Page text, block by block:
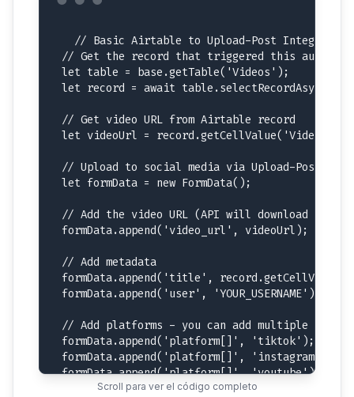
// Basic Airtable to Upload-Post Integration
// Get the record that triggered this
let table = base.getTable('Videos');
let record = await
// Get video URL from Airtable record
let videoUrl = record.getCellValue('Video-
// Upload to social media via Upload-Post
let formData = new FormData();
// Add the video URL (API will download it
formData.append('video_url', videoUrl);
// Add metadata
formData.append('title',
formData.append('user', 'YOUR_USERNAME');
// Add platforms - you can add multiple
formData.append('platform[]', 'tiktok');
formData.append('platform[]', 'instagram');
formData.append('platform[]', 'youtube');
formData.append('platform[]', 'facebook');
Scroll para ver el código completo